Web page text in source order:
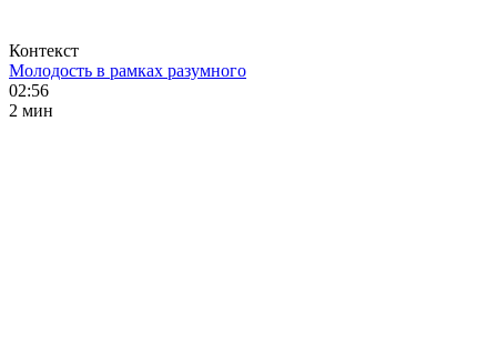
Контекст
Молодость в рамках разумного
02:56
2 мин